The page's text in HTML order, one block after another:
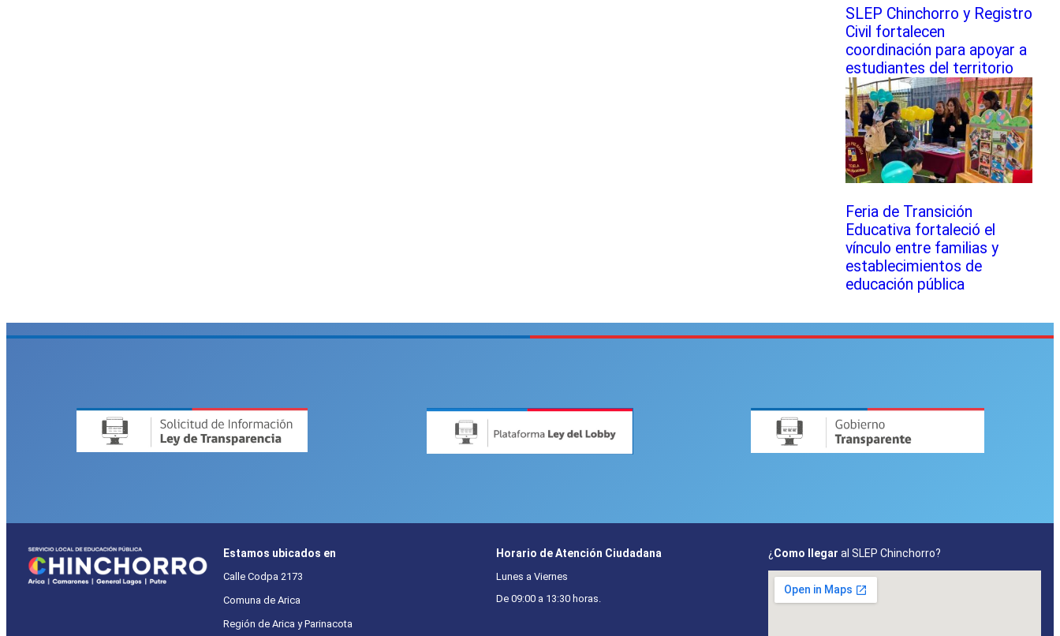
SLEP Chinchorro y Registro
Civil fortalecen
coordinación para apoyar a
estudiantes del territorio
Feria de Transición
Educativa fortaleció el
vínculo entre familias y
establecimientos de
educación pública
Estamos ubicados en
Calle Codpa 2173
Comuna de Arica
Región de Arica y Parinacota
Horario de Atención Ciudadana
Lunes a Viernes
De 09:00 a 13:30 horas.
¿ Como llegar al SLEP Chinchorro?